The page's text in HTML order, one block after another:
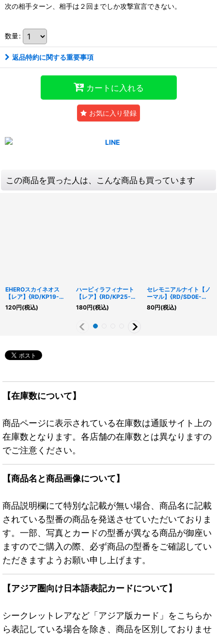
次の相手ターン、相手は２回までしか攻撃宣言できない。
数量:
返品特約に関する重要事項
カートに入れる
お気に入り登録
この商品を買った人は、こんな商品も買っています
EHEROスカイネオス
【レア】{RD/KP19-
JP066}《RDフュージョ
ン》
120円(税込)
ハーピィラフィナート
【レア】{RD/KP25-
JP067}《RDモンスタ
ー》
180円(税込)
セレモニアルナイト【ノ
ーマル】{RD/SD0E-
JP003}《RDリチュア
ル》
80円(税込)
【在庫数について】
商品ページに表示されている在庫数は通販サイト上の
在庫数となります。各店舗の在庫数とは異なりますの
でご注意ください。
【商品名と商品画像について】
商品説明欄にて特別な記載が無い場合、商品名に記載
されている型番の商品を発送させていただいておりま
す。一部、写真とカードの型番が異なる商品が御座い
ますのでご購入の際、必ず商品の型番をご確認してい
ただきますようお願い申し上げます。
【アジア圏向け日本語表記カードについて】
シークレットレアなど「アジア版カード」をこちらか
ら表記している場合を除き、商品を区別しておりませ